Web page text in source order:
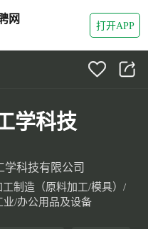
网
打开APP
学科技
学科技有限公司
工制造（原料加工/模具）/
业/办公用品及设备